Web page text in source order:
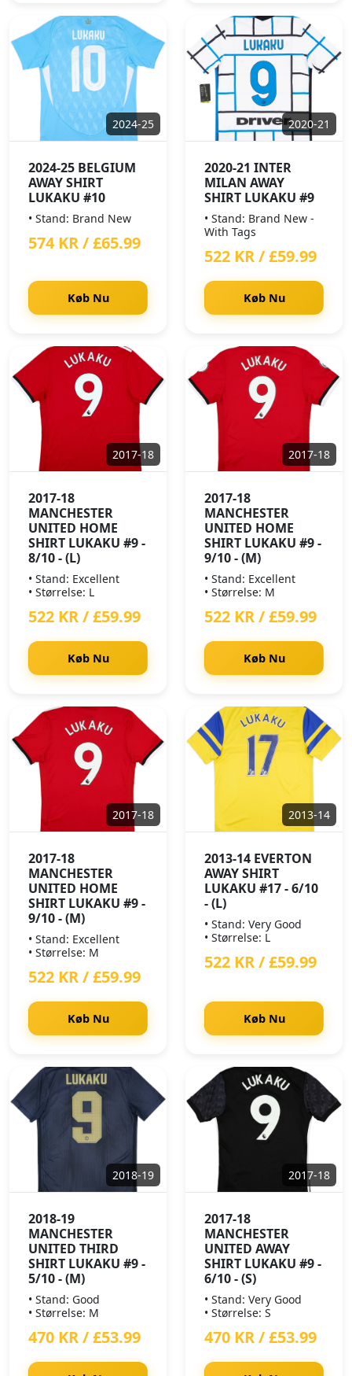
2024-25
2024-25 BELGIUM
AWAY SHIRT
LUKAKU #10
• Stand: Brand New
574 KR / £65.99
Køb Nu
2020-21
2020-21 INTER
MILAN AWAY
SHIRT LUKAKU #9
• Stand: Brand New -
With Tags
522 KR / £59.99
Køb Nu
2017-18
2017-18
MANCHESTER
UNITED HOME
SHIRT LUKAKU #9 -
8/10 - (L)
• Stand: Excellent
• Størrelse: L
522 KR / £59.99
Køb Nu
2017-18
2017-18
MANCHESTER
UNITED HOME
SHIRT LUKAKU #9 -
9/10 - (M)
• Stand: Excellent
• Størrelse: M
522 KR / £59.99
Køb Nu
2017-18
2017-18
MANCHESTER
UNITED HOME
SHIRT LUKAKU #9 -
9/10 - (M)
• Stand: Excellent
• Størrelse: M
522 KR / £59.99
Køb Nu
2013-14
2013-14 EVERTON
AWAY SHIRT
LUKAKU #17 - 6/10
- (L)
• Stand: Very Good
• Størrelse: L
522 KR / £59.99
Køb Nu
2018-19
2018-19
MANCHESTER
UNITED THIRD
SHIRT LUKAKU #9 -
5/10 - (M)
• Stand: Good
• Størrelse: M
470 KR / £53.99
2017-18
2017-18
MANCHESTER
UNITED AWAY
SHIRT LUKAKU #9 -
6/10 - (S)
• Stand: Very Good
• Størrelse: S
470 KR / £53.99